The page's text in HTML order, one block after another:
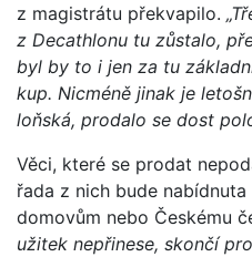
z magistrátu překvapilo.
z Decathlonu tu zůstalo,
byl by to i jen za tu
kup. Nicméně jinak je
loňská, prodalo se dost
Věci, které se prodat
řada z nich bude
domovům nebo Českému
užitek nepřinese, skončí